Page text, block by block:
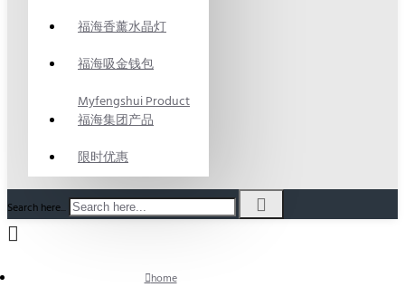
福海香薰水晶灯
福海吸金钱包
Myfengshui Product
福海集团产品
限时优惠
Search here...
home